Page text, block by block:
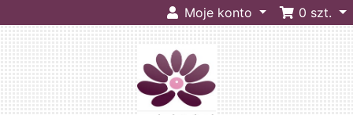
Moje konto 0 szt.